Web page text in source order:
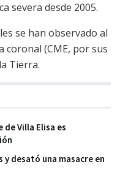
severa desde 2005.
se han observado al
coronal (CME, por sus
Tierra.
Villa Elisa es
y desató una masacre en